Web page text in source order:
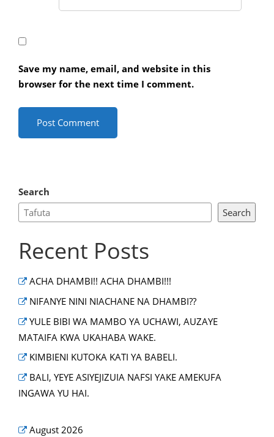
Save my name, email, and website in this
browser for the next time I comment.
Search
Search
Recent Posts
ACHA DHAMBI!! ACHA DHAMBI!!!
NIFANYE NINI NIACHANE NA DHAMBI??
YULE BIBI WA MAMBO YA UCHAWI, AUZAYE
MATAIFA KWA UKAHABA WAKE.
KIMBIENI KUTOKA KATI YA BABELI.
BALI, YEYE ASIYEJIZUIA NAFSI YAKE AMEKUFA
INGAWA YU HAI.
August 2026